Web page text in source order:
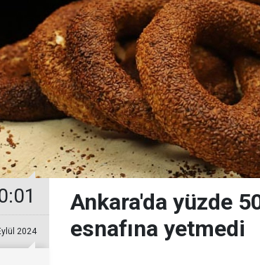
2024
Ankara'da yüzde
esnafına yetmedi